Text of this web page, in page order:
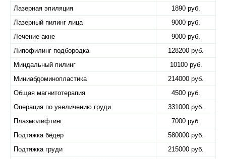
Лазерная эпиляция
1890 руб.
Лазерный пилинг лица
9000 руб.
Лечение акне
9000 руб.
Липофилинг подбородка
128200 руб.
Миндальный пилинг
10100 руб.
Миниабдоминопластика
214000 руб.
Общая магнитотерапия
4500 руб.
Операция по увеличению груди
331000 руб.
Плазмолифтинг
7000 руб.
Подтяжка бёдер
580000 руб.
Подтяжка груди
215000 руб.